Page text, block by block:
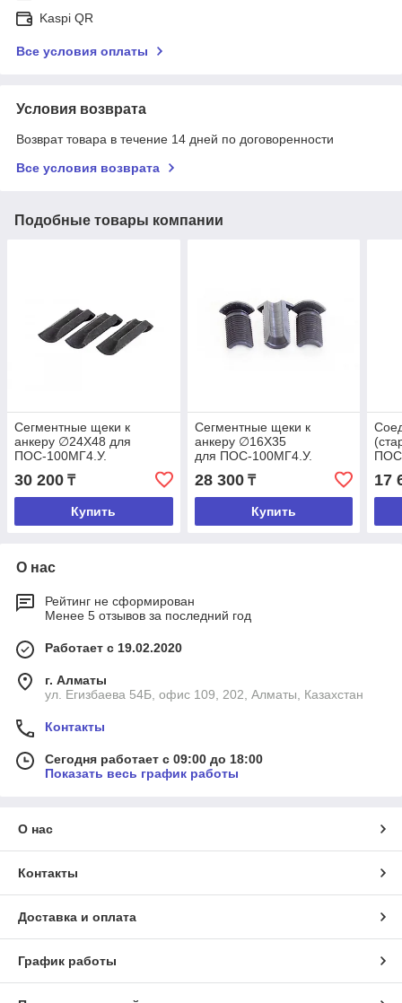
Kaspi QR
Все условия оплаты
Условия возврата
Возврат товара в течение 14 дней по договоренности
Все условия возврата
Подобные товары компании
Сегментные щеки к
анкеру ∅24Х48 для
ПОС-100МГ4.У.
30 200 ₸
Купить
Сегментные щеки к
анкеру ∅16Х35
для ПОС-100МГ4.У.
28 300₸
Купить
17
О нас
Рейтинг не сформирован
Менее 5 отзывов за последний год
Работает с 19.02.2020
г. Алматы
ул. Егизбаева 54Б, офис 109, 202, Алматы, Казахстан
Контакты
Сегодня работает с 09:00 до 18:00
Показать весь график работы
О нас
Контакты
Доставка и оплата
График работы